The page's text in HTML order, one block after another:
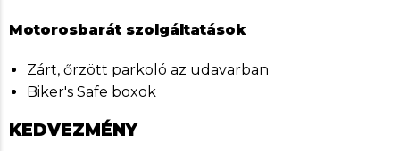
Motorosbarát szolgáltatások
Zárt, őrzött parkoló az udavarban
Biker's Safe boxok
KEDVEZMÉNY